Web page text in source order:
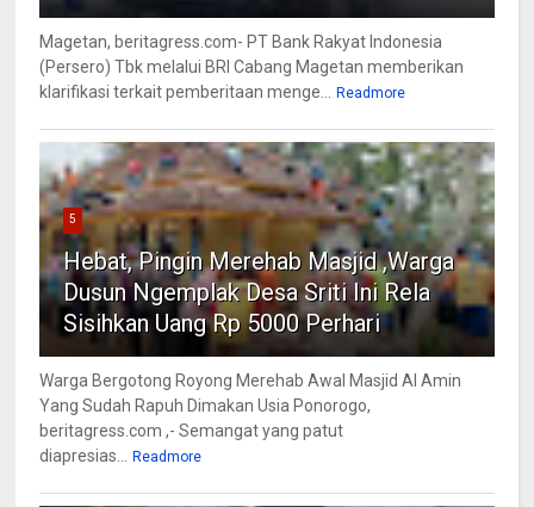
Magetan, beritagress.com- PT Bank Rakyat Indonesia
(Persero) Tbk melalui BRI Cabang Magetan memberikan
klarifikasi terkait pemberitaan menge...
Readmore
5
Hebat, Pingin Merehab Masjid ,Warga
Dusun Ngemplak Desa Sriti Ini Rela
Sisihkan Uang Rp 5000 Perhari
Warga Bergotong Royong Merehab Awal Masjid Al Amin
Yang Sudah Rapuh Dimakan Usia Ponorogo,
beritagress.com ,- Semangat yang patut
diapresias...
Readmore